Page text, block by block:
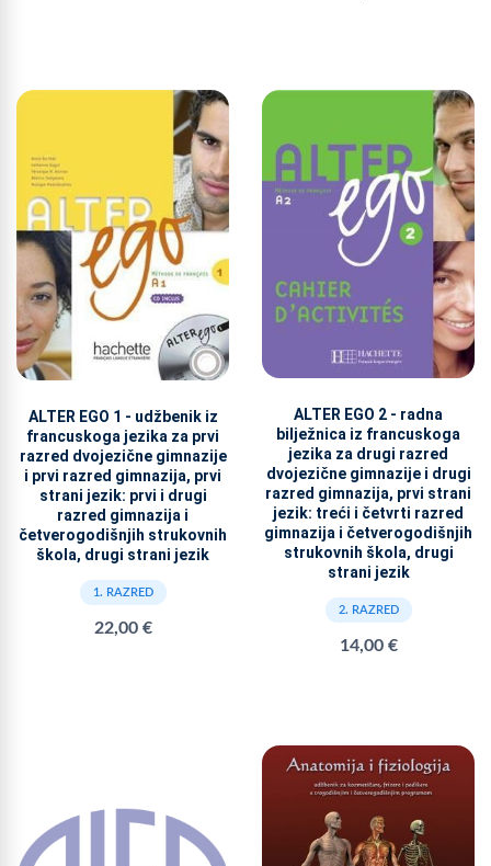
ALTER EGO 1 - udžbenik iz
francuskoga jezika za prvi
razred dvojezične gimnazije
i prvi razred gimnazija, prvi
strani jezik: prvi i drugi
razred gimnazija i
četverogodišnjih strukovnih
škola, drugi strani jezik
1. RAZRED
22,00 €
ALTER EGO 2 - radna
bilježnica iz francuskoga
jezika za drugi razred
dvojezične gimnazije i drugi
razred gimnazija, prvi strani
jezik: treći i četvrti razred
gimnazija i četverogodišnjih
strukovnih škola, drugi
strani jezik
2. RAZRED
14,00 €